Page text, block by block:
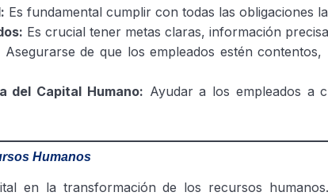
Es fundamental cumplir con todas las obligaciones
Es crucial tener metas claras, información
Asegurarse de que los empleados estén
del Capital Humano: Ayudar a los empleados a
Humanos
en la transformación de los recursos